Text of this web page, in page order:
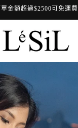
金額超過$2500可免運費